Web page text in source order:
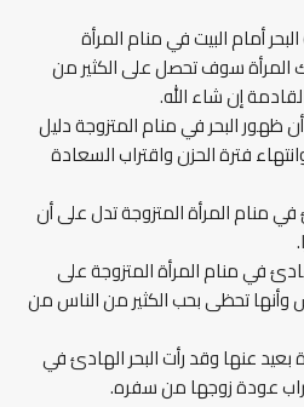
أمام البيت في منام المرأة
المرأة سوف تحصل على الكثير من
إن شاء الله.
ظهور البحر في منام المتزوجة دليل
فترة الحزن واقتراب السعادة
في منام المرأة المتزوجة تدل على أن
في منام المرأة المتزوجة على
وأنها تحظى بحب الكثير من الناس من
بعيد عنها وقد رأت البحر الهادئ في
عودة زوجها من سفره.